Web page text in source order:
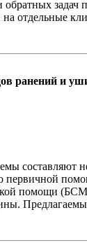
задач
отдельные
ранений и
составляют
помощи